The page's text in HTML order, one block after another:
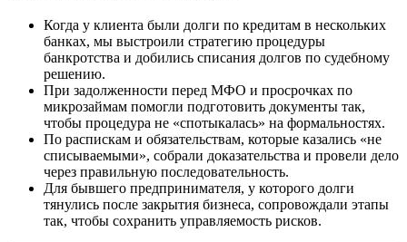
Когда у клиента были долги по кредитам в нескольких
банках, мы выстроили стратегию процедуры
банкротства и добились списания долгов по судебному
решению.
При задолженности перед МФО и просрочках по
микрозаймам помогли подготовить документы так,
чтобы процедура не «спотыкалась» на формальностях.
По распискам и обязательствам, которые казались «не
списываемыми», собрали доказательства и провели дело
через правильную последовательность.
Для бывшего предпринимателя, у которого долги
тянулись после закрытия бизнеса, сопровождали этапы
так, чтобы сохранить управляемость рисков.